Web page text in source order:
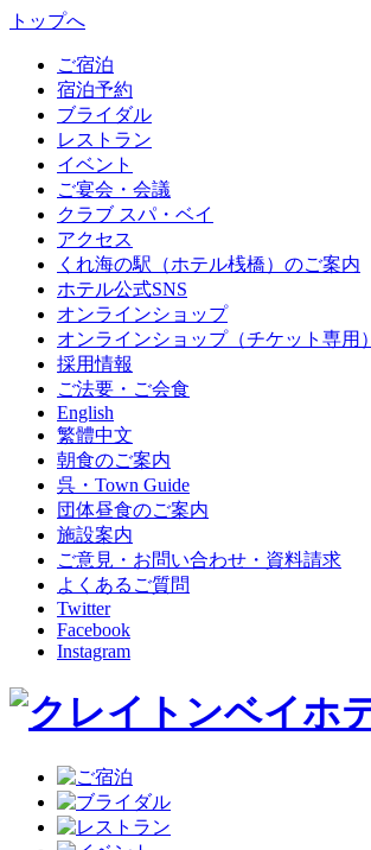
トップへ
ご宿泊
宿泊予約
ブライダル
レストラン
イベント
ご宴会・会議
クラブ スパ・ベイ
アクセス
くれ海の駅（ホテル桟橋）のご案内
ホテル公式SNS
オンラインショップ
オンラインショップ（チケット専用）
採用情報
ご法要・ご会食
English
繁體中文
朝食のご案内
呉・Town Guide
団体昼食のご案内
施設案内
ご意見・お問い合わせ・資料請求
よくあるご質問
Twitter
Facebook
Instagram